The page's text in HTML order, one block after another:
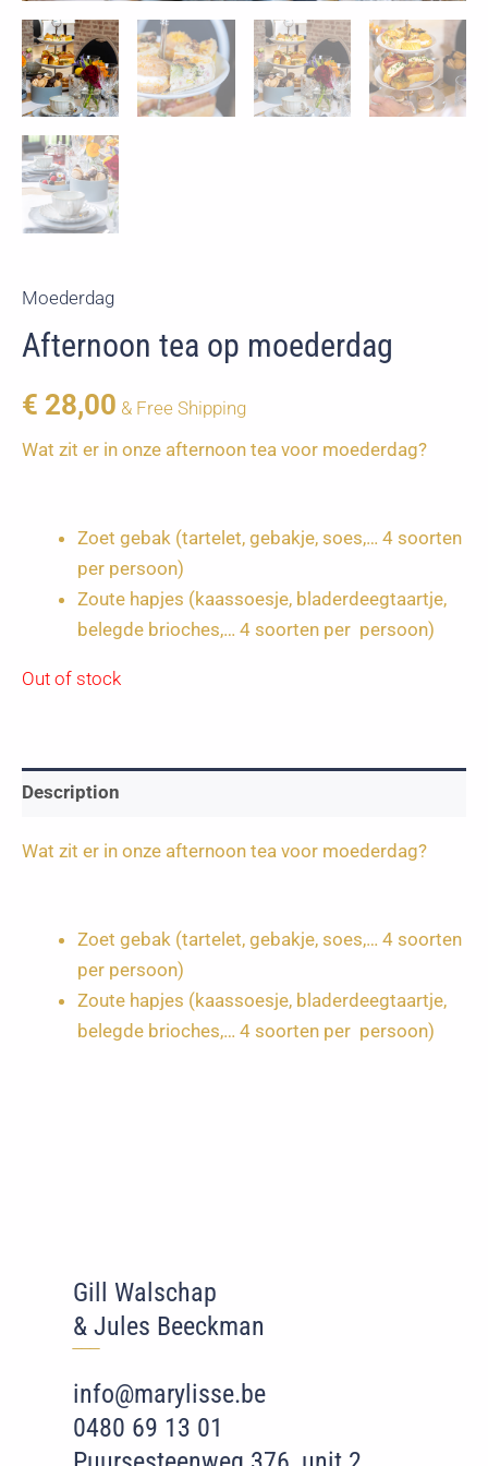
Moederdag
Afternoon tea op moederdag
€ 28,00 & Free Shipping
Wat zit er in onze afternoon tea voor moederdag?
Zoet gebak (tartelet, gebakje, soes,… 4 soorten
per persoon)
Zoute hapjes (kaassoesje, bladerdeegtaartje,
belegde brioches,… 4 soorten per persoon)
Out of stock
Description
Wat zit er in onze afternoon tea voor moederdag?
Zoet gebak (tartelet, gebakje, soes,… 4 soorten
per persoon)
Zoute hapjes (kaassoesje, bladerdeegtaartje,
belegde brioches,… 4 soorten per persoon)
Gill Walschap
& Jules Beeckman
‾‾‾
info@marylisse.be
0480 69 13 01